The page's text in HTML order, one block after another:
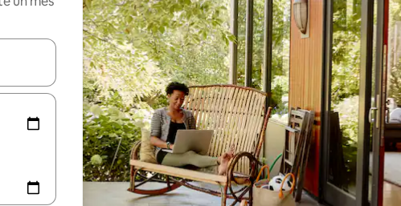
con las teclas de flecha hacia arriba y hacia abajo o explorá deslizando